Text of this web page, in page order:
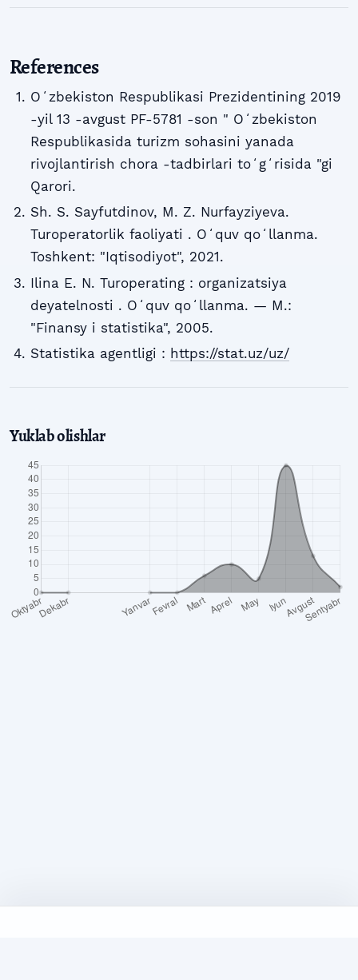
References
Oʻzbekiston Respublikasi Prezidentining 2019
-yil 13 -avgust PF-5781 -son " Oʻzbekiston
Respublikasida turizm sohasini yanada
rivojlantirish chora -tadbirlari toʻgʻrisida "gi
Qarori.
Sh. S. Sayfutdinov, M. Z. Nurfayziyeva.
Turoperatorlik faoliyati . Oʻquv qoʻllanma.
Toshkent: "Iqtisodiyot", 2021.
Ilina E. N. Turoperating : organizatsiya
deyatelnosti . Oʻquv qoʻllanma. — M.:
"Finansy i statistika", 2005.
Statistika agentligi : https://stat.uz/uz/
Yuklab olishlar